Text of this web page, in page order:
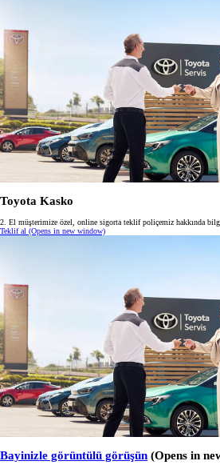
Toyota Kasko
2. El müşterimize özel, online sigorta teklif poliçemiz hakkında bilgi
Teklif al (Opens in new window)
Bayinizle görüntülü görüşün (Opens in